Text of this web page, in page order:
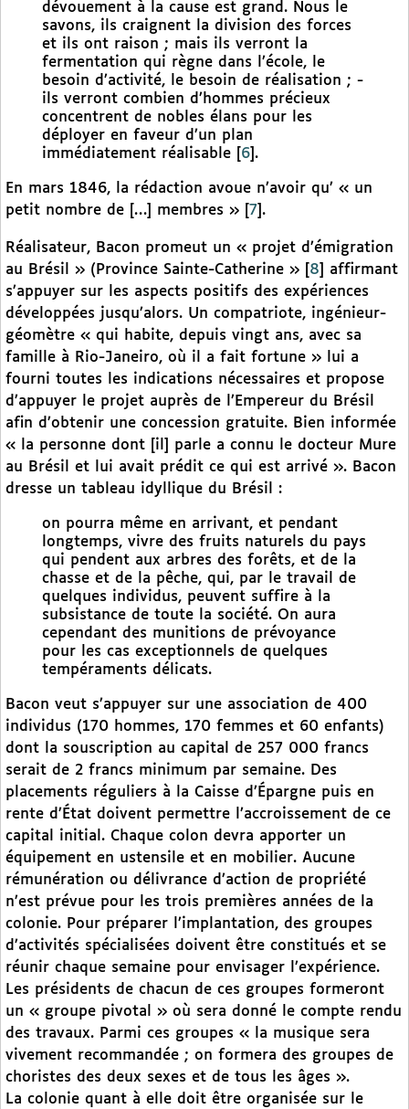
dévouement à la cause est grand. Nous le
savons, ils craignent la division des forces
et ils ont raison ; mais ils verront la
fermentation qui règne dans l’école, le
besoin d’activité, le besoin de réalisation ; -
ils verront combien d’hommes précieux
concentrent de nobles élans pour les
déployer en faveur d’un plan
immédiatement réalisable
6 .
En mars 1846, la rédaction avoue n’avoir qu’ « un
petit nombre de […] membres »
7 .
Réalisateur, Bacon promeut un « projet d’émigration
au Brésil » (Province Sainte-Catherine »
8
affirmant
s’appuyer sur les aspects positifs des expériences
développées jusqu’alors. Un compatriote, ingénieur-
géomètre « qui habite, depuis vingt ans, avec sa
famille à Rio-Janeiro, où il a fait fortune » lui a
fourni toutes les indications nécessaires et propose
d’appuyer le projet auprès de l’Empereur du Brésil
afin d’obtenir une concession gratuite. Bien informée
« la personne dont [il] parle a connu le docteur Mure
au Brésil et lui avait prédit ce qui est arrivé ». Bacon
dresse un tableau idyllique du Brésil :
on pourra même en arrivant, et pendant
longtemps, vivre des fruits naturels du pays
qui pendent aux arbres des forêts, et de la
chasse et de la pêche, qui, par le travail de
quelques individus, peuvent suffire à la
subsistance de toute la société. On aura
cependant des munitions de prévoyance
pour les cas exceptionnels de quelques
tempéraments délicats.
Bacon veut s’appuyer sur une association de 400
individus (170 hommes, 170 femmes et 60 enfants)
dont la souscription au capital de 257 000 francs
serait de 2 francs minimum par semaine. Des
placements réguliers à la Caisse d’Épargne puis en
rente d’État doivent permettre l’accroissement de ce
capital initial. Chaque colon devra apporter un
équipement en ustensile et en mobilier. Aucune
rémunération ou délivrance d’action de propriété
n’est prévue pour les trois premières années de la
colonie. Pour préparer l’implantation, des groupes
d’activités spécialisées doivent être constitués et se
réunir chaque semaine pour envisager l’expérience.
Les présidents de chacun de ces groupes formeront
un « groupe pivotal » où sera donné le compte rendu
des travaux. Parmi ces groupes « la musique sera
vivement recommandée ; on formera des groupes de
choristes des deux sexes et de tous les âges ».
La colonie quant à elle doit être organisée sur le